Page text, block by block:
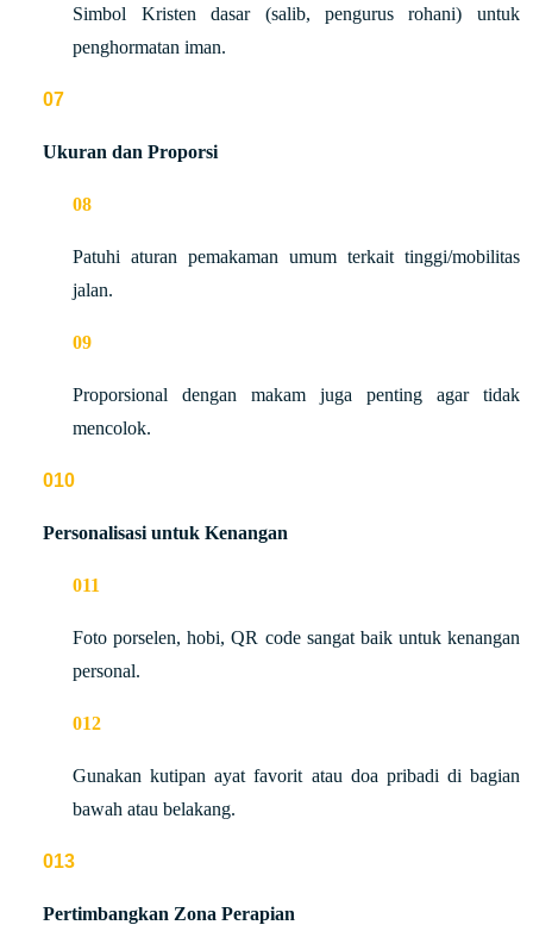
Simbol Kristen dasar (salib, pengurus rohani) untuk
penghormatan iman.
Ukuran dan Proporsi
Patuhi aturan pemakaman umum terkait tinggi/mobilitas
jalan.
Proporsional dengan makam juga penting agar tidak
mencolok.
Personalisasi untuk Kenangan
Foto porselen, hobi, QR code sangat baik untuk kenangan
personal.
Gunakan kutipan ayat favorit atau doa pribadi di bagian
bawah atau belakang.
Pertimbangkan Zona Perapian